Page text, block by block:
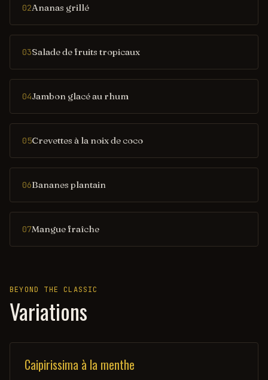
02Ananas grillé
03Salade de fruits tropicaux
04Jambon glacé au rhum
05Crevettes à la noix de coco
06Bananes plantain
07Mangue fraîche
BEYOND THE CLASSIC
Variations
Caipirissima à la menthe